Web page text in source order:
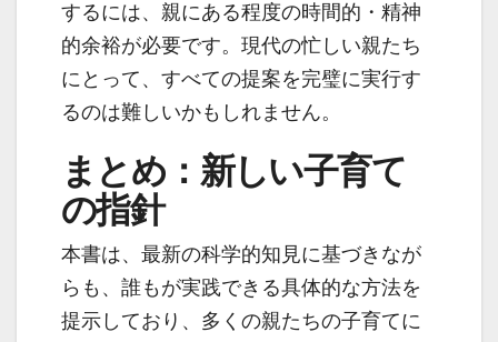
するには、親にある程度の時間的・精神
的余裕が必要です。現代の忙しい親たち
にとって、すべての提案を完璧に実行す
るのは難しいかもしれません。
まとめ：新しい子育て
の指針
本書は、最新の科学的知見に基づきなが
らも、誰もが実践できる具体的な方法を
提示しており、多くの親たちの子育てに